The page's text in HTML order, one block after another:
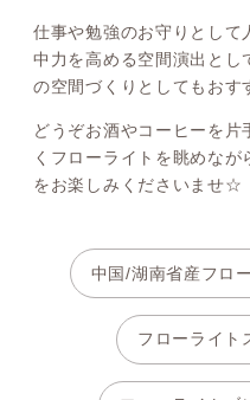
仕事や勉強のお守りとして
中力を高める空間演出とし
の空間づくりとしてもおす
どうぞお酒やコーヒーを
くフローライトを眺めな
をお楽しみくださいませ☆
中国/湖南省産フロ
フローライト